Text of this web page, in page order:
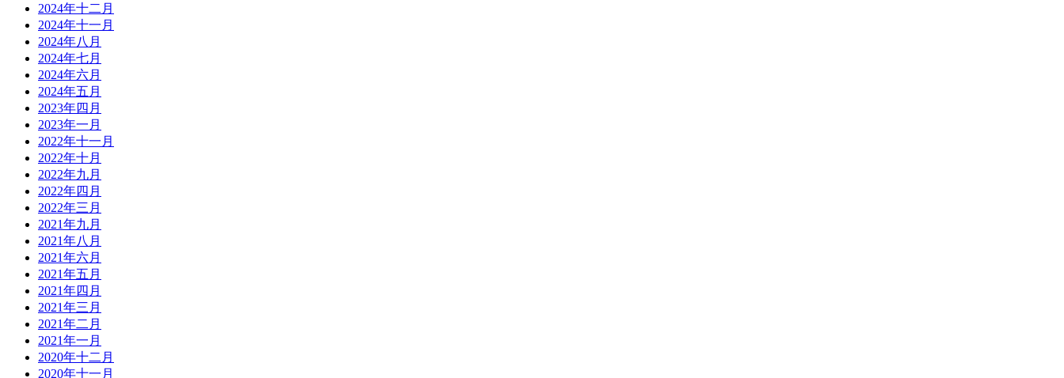
2024年十二月
2024年十一月
2024年八月
2024年七月
2024年六月
2024年五月
2023年四月
2023年一月
2022年十一月
2022年十月
2022年九月
2022年四月
2022年三月
2021年九月
2021年八月
2021年六月
2021年五月
2021年四月
2021年三月
2021年二月
2021年一月
2020年十二月
2020年十一月